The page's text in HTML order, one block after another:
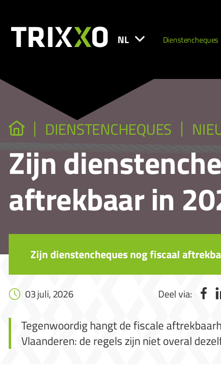
NL Dienstencheques
DIENSTENCHEQUES
Zijn
aftrekbaar in
Zijn dienstencheques nog fiscaal
03 juli, 2026 Deel via:
Tegenwoordig hangt de fiscale
Vlaanderen: de regels zijn niet overal